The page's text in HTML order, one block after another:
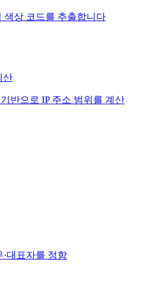
색상 코드를 추출합니다
산
반으로 IP 주소 범위를 계산
대표자를 정함